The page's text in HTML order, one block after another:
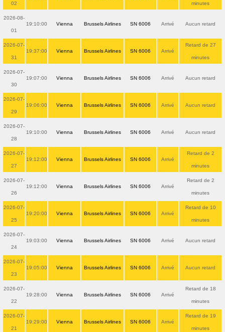
02 minutes
2026-08-
01
19:10:00 Vienna Brussels Airlines SN 6006 Arrivé Aucun retard
2026-07-
31
19:37:00 Vienna Brussels Airlines SN 6006 Arrivé
Retard de 27
minutes
2026-07-
30
19:07:00 Vienna Brussels Airlines SN 6006 Arrivé Aucun retard
2026-07-
29
19:06:00 Vienna Brussels Airlines SN 6006 Arrivé Aucun retard
2026-07-
28
19:10:00 Vienna Brussels Airlines SN 6006 Arrivé Aucun retard
2026-07-
27
19:12:00 Vienna Brussels Airlines SN 6006 Arrivé
Retard de 2
minutes
2026-07-
26
19:12:00 Vienna Brussels Airlines SN 6006 Arrivé
Retard de 2
minutes
2026-07-
25
19:20:00 Vienna Brussels Airlines SN 6006 Arrivé
Retard de 10
minutes
2026-07-
24
19:03:00 Vienna Brussels Airlines SN 6006 Arrivé Aucun retard
2026-07-
23
19:05:00 Vienna Brussels Airlines SN 6006 Arrivé Aucun retard
2026-07-
22
19:28:00 Vienna Brussels Airlines SN 6006 Arrivé
Retard de 18
minutes
2026-07-
21
19:29:00 Vienna Brussels Airlines SN 6006 Arrivé
Retard de 19
minutes